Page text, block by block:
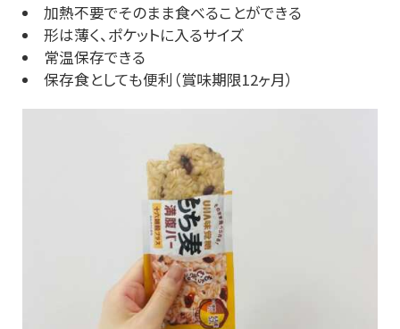
加熱不要でそのまま食べることができる
形は薄く、ポケットに入るサイズ
常温保存できる
保存食としても便利（賞味期限12ヶ月）